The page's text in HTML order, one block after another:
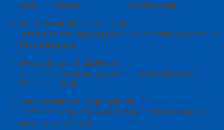
anak—tidak kepanjangan dan tidak terlalu sempit.
Jahitan Kuat dan Detail Rapi
Tahan lama dan dapat digunakan kembali untuk acara wisuda
tahun berikutnya.
Desain Elegan & Eksklusif
Memberikan kesan profesional dan resmi pada acara
kelulusan sekolah.
Custom Nama & Logo Sekolah
Sleber dan medali bisa dibuat sesuai permintaan agar lebih
personal dan berkesan.